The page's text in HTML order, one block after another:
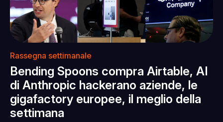
Rassegna settimanale
Bending Spoons compra Airtable, AI
di Anthropic hackerano aziende, le
gigafactory europee, il meglio della
settimana